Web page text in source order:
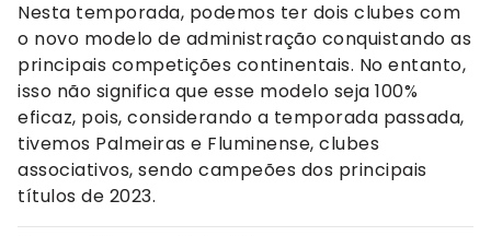
Nesta temporada, podemos ter dois clubes com
o novo modelo de administração conquistando as
principais competições continentais. No entanto,
isso não significa que esse modelo seja 100%
eficaz, pois, considerando a temporada passada,
tivemos Palmeiras e Fluminense, clubes
associativos, sendo campeões dos principais
títulos de 2023.